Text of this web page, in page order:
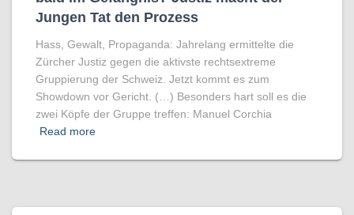
Jungen Tat den Prozess
Hass, Gewalt, Propaganda: Jahrelang ermittelte die
Zürcher Justiz gegen die aktivste rechtsextreme
Gruppierung der Schweiz. Jetzt kommt es zum
Showdown vor Gericht. (…) Besonders hart soll es die
zwei Köpfe der Gruppe treffen: Manuel Corchia
Read more